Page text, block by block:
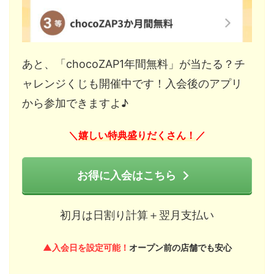
あと、「chocoZAP1年間無料」が当たる？チ
ャレンジくじも開催中です！入会後のアプリ
から参加できますよ♪
＼ 嬉しい特典盛りだくさん！ ／
お得に入会はこちら
初月は日割り計算＋翌月支払い
▲入会日を設定可能！ オープン前の店舗でも安心